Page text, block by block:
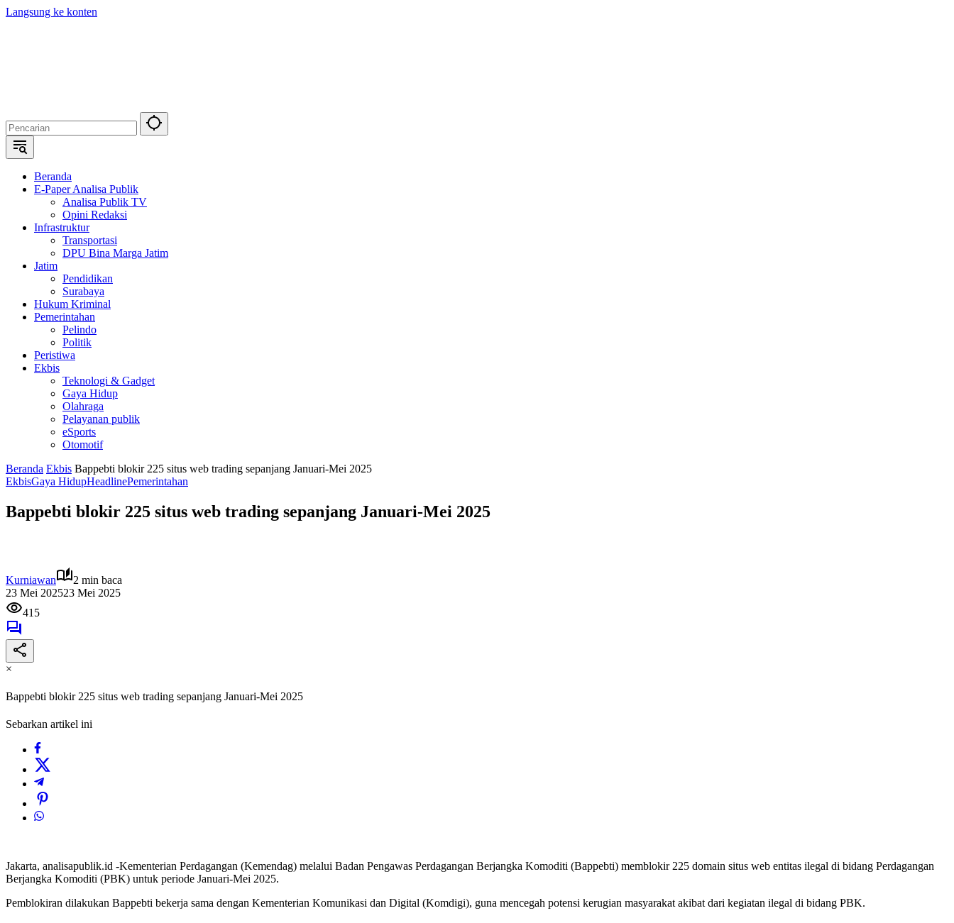
Langsung ke konten
Beranda
E-Paper Analisa Publik
Analisa Publik TV
Opini Redaksi
Infrastruktur
Transportasi
DPU Bina Marga Jatim
Jatim
Pendidikan
Surabaya
Hukum Kriminal
Pemerintahan
Pelindo
Politik
Peristiwa
Ekbis
Teknologi & Gadget
Gaya Hidup
Olahraga
Pelayanan publik
eSports
Otomotif
Beranda Ekbis Bappebti blokir 225 situs web trading sepanjang Januari-Mei 2025
EkbisGaya HidupHeadlinePemerintahan
Bappebti blokir 225 situs web trading sepanjang Januari-Mei 2025
Kurniawan
2 min baca
23 Mei 202523 Mei 2025
415
×
Bappebti blokir 225 situs web trading sepanjang Januari-Mei 2025
Sebarkan artikel ini
Jakarta, analisapublik.id -Kementerian Perdagangan (Kemendag) melalui Badan Pengawas Perdagangan Berjangka Komoditi (Bappebti) memblokir 225 domain situs web entitas ilegal di bidang Perdagangan
Berjangka Komoditi (PBK) untuk periode Januari-Mei 2025.
Pemblokiran dilakukan Bappebti bekerja sama dengan Kementerian Komunikasi dan Digital (Komdigi), guna mencegah potensi kerugian masyarakat akibat dari kegiatan ilegal di bidang PBK.